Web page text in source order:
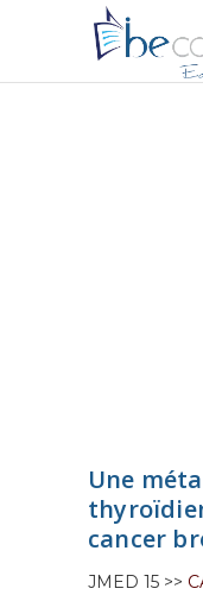
Une
cancer
JMED 15 >>